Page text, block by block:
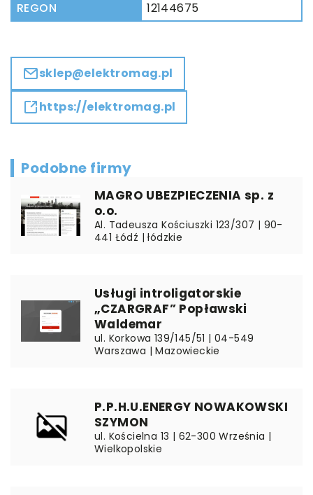
REGON
12144675
sklep@elektromag.pl
https://elektromag.pl
Podobne firmy
MAGRO UBEZPIECZENIA sp. z
o.o.
Al. Tadeusza Kościuszki 123/307 | 90-
441 Łódź | łódzkie
Usługi introligatorskie
„CZARGRAF” Popławski
Waldemar
ul. Korkowa 139/145/51 | 04-549
Warszawa | Mazowieckie
P.P.H.U.ENERGY NOWAKOWSKI
SZYMON
ul. Kościelna 13 | 62-300 Września |
Wielkopolskie